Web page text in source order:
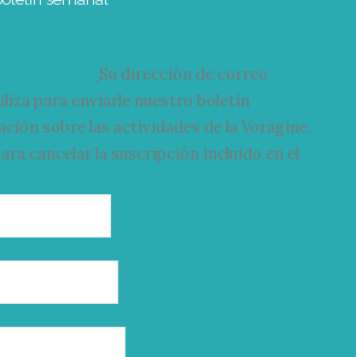
Su dirección de correo
para enviarle nuestro boletín
sobre las actividades de la Vorágine.
cancelar la suscripción incluido en el